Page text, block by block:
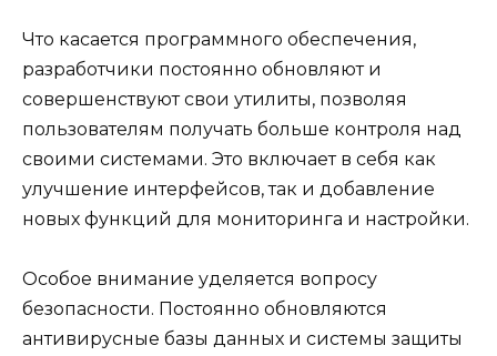
Что касается программного обеспечения,
разработчики постоянно обновляют и
совершенствуют свои утилиты, позволяя
пользователям получать больше контроля над
своими системами. Это включает в себя как
улучшение интерфейсов, так и добавление
новых функций для мониторинга и настройки.
Особое внимание уделяется вопросу
безопасности. Постоянно обновляются
антивирусные базы данных и системы защиты